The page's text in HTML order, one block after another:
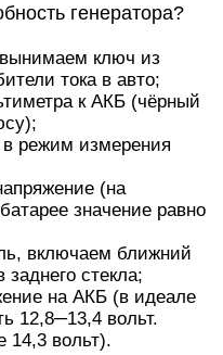
генератора?
ключ из
тока в авто;
к АКБ (чёрный
режим измерения
(на
значение равно
включаем ближний
заднего стекла;
на АКБ (в идеале
12,8─13,4 вольт.
14,3 вольт).